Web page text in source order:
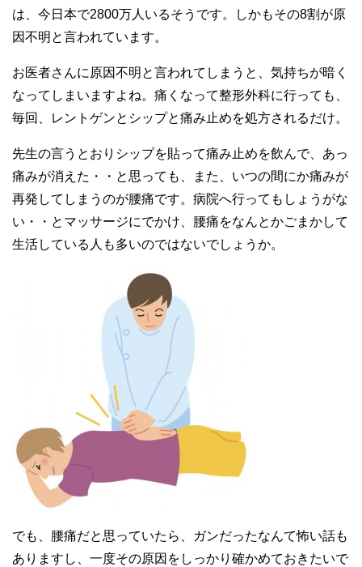
は、今日本で2800万人いるそうです。しかもその8割が原
因不明と言われています。
お医者さんに原因不明と言われてしまうと、気持ちが暗く
なってしまいますよね。痛くなって整形外科に行っても、
毎回、レントゲンとシップと痛み止めを処方されるだけ。
先生の言うとおりシップを貼って痛み止めを飲んで、あっ
痛みが消えた・・と思っても、また、いつの間にか痛みが
再発してしまうのが腰痛です。病院へ行ってもしょうがな
い・・とマッサージにでかけ、腰痛をなんとかごまかして
生活している人も多いのではないでしょうか。
でも、腰痛だと思っていたら、ガンだったなんて怖い話も
ありますし、一度その原因をしっかり確かめておきたいで